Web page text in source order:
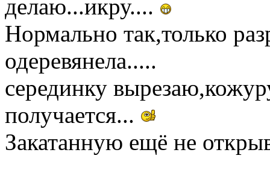
делаю...икру....
Нормально так,только
одеревянела.....
серединку
получается...
Закатанную ещё не